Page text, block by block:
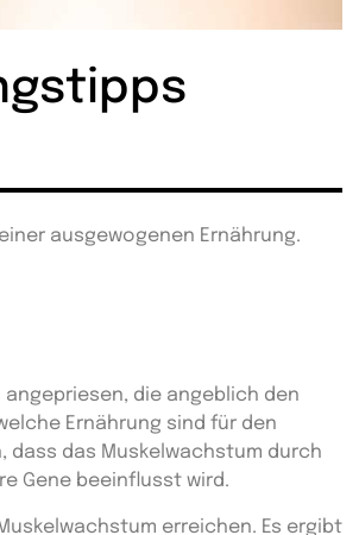
ausgewogenen Ernährung.
die angeblich den
Ernährung sind für den
das Muskelwachstum durch
Gene beeinflusst wird.
erreichen. Es ergibt